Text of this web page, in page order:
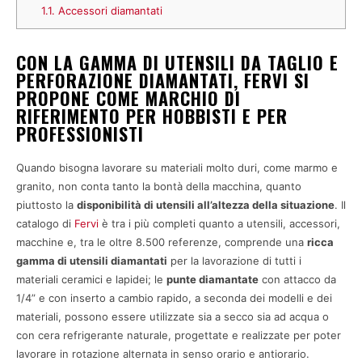
1.1. Accessori diamantati
CON LA GAMMA DI UTENSILI DA TAGLIO E
PERFORAZIONE DIAMANTATI, FERVI SI
PROPONE COME MARCHIO DI
RIFERIMENTO PER HOBBISTI E PER
PROFESSIONISTI
Quando bisogna lavorare su materiali molto duri, come marmo e
granito, non conta tanto la bontà della macchina, quanto
piuttosto la disponibilità di utensili all’altezza della situazione. Il
catalogo di Fervi è tra i più completi quanto a utensili, accessori,
macchine e, tra le oltre 8.500 referenze, comprende una ricca
gamma di utensili diamantati per la lavorazione di tutti i
materiali ceramici e lapidei; le punte diamantate con attacco da
1/4” e con inserto a cambio rapido, a seconda dei modelli e dei
materiali, possono essere utilizzate sia a secco sia ad acqua o
con cera refrigerante naturale, progettate e realizzate per poter
lavorare in rotazione alternata in senso orario e antiorario.